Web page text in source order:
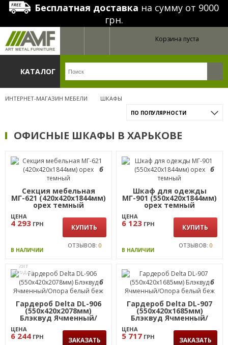
Бесплатная доставка на сумму от 9000
грн.
Корзина пуста
КАТАЛОГ
ИНТЕРНЕТ-МАГАЗИН МЕБЕЛИ ШКАФЫ
ПО ПОПУЛЯРНОСТИ
ОФИСНЫЕ ШКАФЫ В ХАРЬКОВЕ
6
Секция мебельная
МГ-621 (420х420х1844мм)
орех темный
ЦЕНА
4 293 ГРН КУПИТЬ
В НАЛИЧИИ
ОТЗЫВОВ: 0
6
Шкаф для одежды
МГ-901 (550х420х1844мм)
орех темный
ЦЕНА
6 123 ГРН КУПИТЬ
В НАЛИЧИИ
ОТЗЫВОВ: 0
ХИТ
ПРОДАЖ
6
Гардероб Delta DL-906
(550х420х2078мм)
Блэквуд Ячменный/
Опора белый беж
ЦЕНА
6 244 ГРН ЗАКАЗАТЬ
6
Гардероб Delta DL-907
(550х420х1685мм)
Блэквуд Ячменный/
Опора белый беж
ЦЕНА
5 717 ГРН ЗАКАЗАТЬ